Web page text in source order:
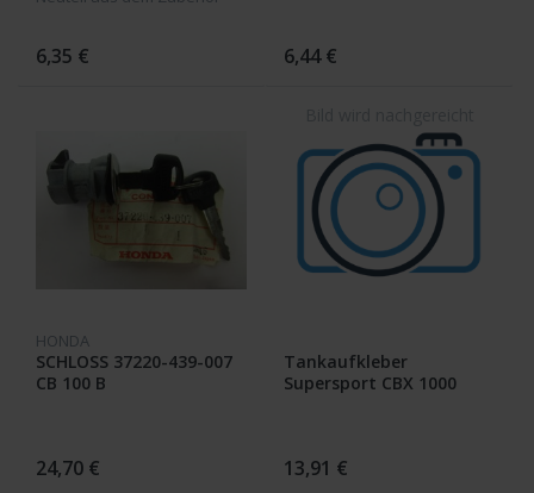
6,35 € 6,44 €
HONDA
SCHLOSS 37220-439-007
CB 100 B
24,70 €
Tankaufkleber
Supersport CBX 1000
13,91 €